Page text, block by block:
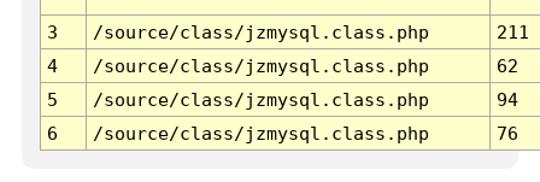
3 /source/class/jzmysql.class.php
211
4
/source/class/jzmysql.class.php
62
5
/source/class/jzmysql.class.php
94
6
/source/class/jzmysql.class.php 76